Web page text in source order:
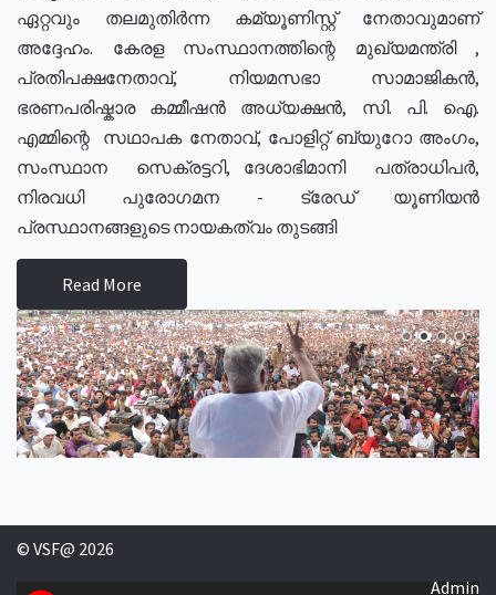
ഏറ്റവും തലമുതിർന്ന കമ്യൂണിസ്റ്റ് നേതാവുമാണ്
അദ്ദേഹം. കേരള സംസ്ഥാനത്തിന്റെ മുഖ്യമന്ത്രി ,
പ്രതിപക്ഷനേതാവ്, നിയമസഭാ സാമാജികൻ,
ഭരണപരിഷ്കാര കമ്മീഷൻ അധ്യക്ഷൻ, സി. പി. ഐ.
എമ്മിന്റെ സഥാപക നേതാവ്, പോളിറ്റ് ബ്യുറോ അംഗം,
സംസ്ഥാന സെക്രട്ടറി, ദേശാഭിമാനി പത്രാധിപർ,
നിരവധി പുരോഗമന - ട്രേഡ് യൂണിയൻ
പ്രസ്ഥാനങ്ങളുടെ നായകത്വം തുടങ്ങി
Read More
© VSF@ 2026
Admin